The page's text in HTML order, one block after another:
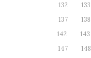
132
133
137
138
142
143
147
148